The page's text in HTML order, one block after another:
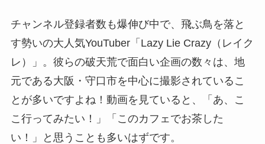
チャンネル登録者数も爆伸び中で、飛ぶ鳥を落と
す勢いの大人気YouTuber「Lazy Lie Crazy（レイク
レ）」。彼らの破天荒で面白い企画の数々は、地
元である大阪・守口市を中心に撮影されているこ
とが多いですよね！動画を見ていると、「あ、こ
こ行ってみたい！」「このカフェでお茶した
い！」と思うことも多いはずです。